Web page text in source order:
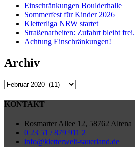
Einschränkungen Boulderhalle
Sommerfest für Kinder 2026
Kletterliga NRW startet
Straßenarbeiten: Zufahrt bleibt frei.
Achtung Einschränkungen!
Archiv
Archiv
KONTAKT
Rosmarter Allee 12, 58762 Altena
0 23 51 / 879 911 2
info@kletterwelt-sauerland.de